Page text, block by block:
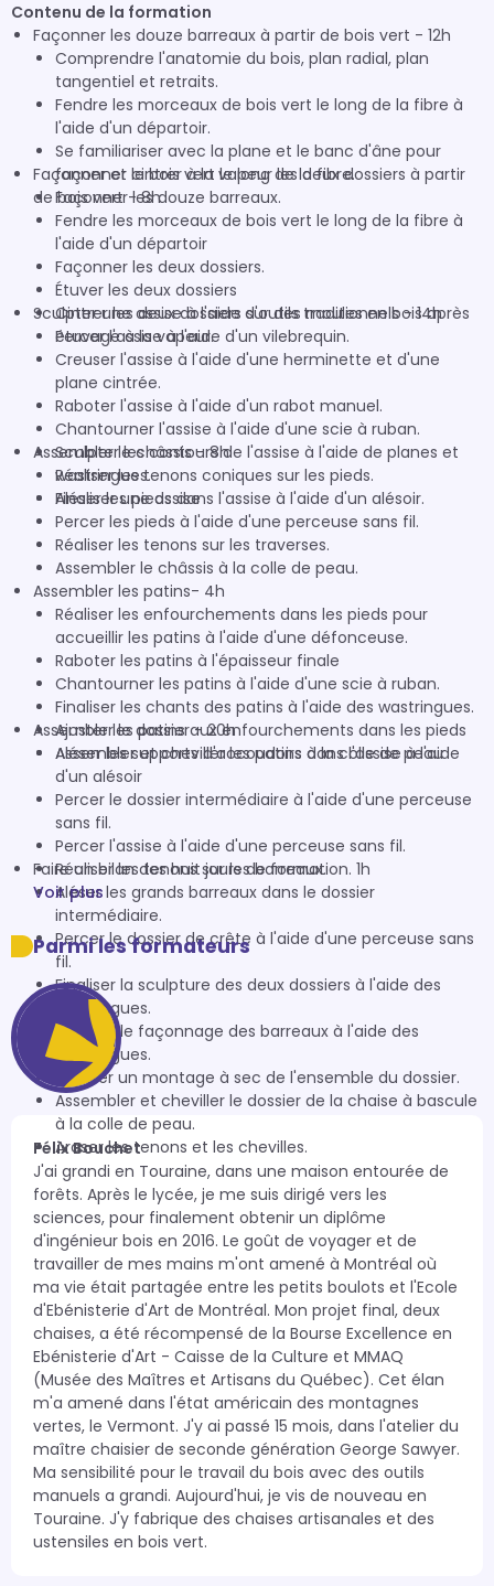
Contenu de la formation
Façonner les douze barreaux à partir de bois vert - 12h
Comprendre l'anatomie du bois, plan radial, plan
tangentiel et retraits.
Fendre les morceaux de bois vert le long de la fibre à
l'aide d'un départoir.
Se familiariser avec la plane et le banc d'âne pour
façonner le bois vert le long de la fibre.
Façonner les douze barreaux.
Façonner et cintrer à la vapeur les deux dossiers à partir
de bois vert - 8h
Fendre les morceaux de bois vert le long de la fibre à
l'aide d'un départoir
Façonner les deux dossiers.
Étuver les deux dossiers
Cintrer les deux dossiers sur des moules en bois après
étuvage à la vapeur.
Sculpter une assise à l'aide d'outils traditionnels - 14h
Percer l'assise à l'aide d'un vilebrequin.
Creuser l'assise à l'aide d'une herminette et d'une
plane cintrée.
Raboter l'assise à l'aide d'un rabot manuel.
Chantourner l'assise à l'aide d'une scie à ruban.
Sculpter les contours de l'assise à l'aide de planes et
wastringues.
Finaliser une assise
Assembler le châssis - 8h
Réaliser les tenons coniques sur les pieds.
Aléser les pieds dans l'assise à l'aide d'un alésoir.
Percer les pieds à l'aide d'une perceuse sans fil.
Réaliser les tenons sur les traverses.
Assembler le châssis à la colle de peau.
Assembler les patins- 4h
Réaliser les enfourchements dans les pieds pour
accueillir les patins à l'aide d'une défonceuse.
Raboter les patins à l'épaisseur finale
Chantourner les patins à l'aide d'une scie à ruban.
Finaliser les chants des patins à l'aide des wastringues.
Ajuster les patins aux enfourchements dans les pieds
Assembler et cheviller les patins à la colle de peau
Assembler le dossier - 20h
Aléser les supports d'accoudoirs dans l'assise à l'aide
d'un alésoir
Percer le dossier intermédiaire à l'aide d'une perceuse
sans fil.
Percer l'assise à l'aide d'une perceuse sans fil.
Réaliser les tenons sur les barreaux.
Aléser les grands barreaux dans le dossier
intermédiaire.
Percer le dossier de crête à l'aide d'une perceuse sans
fil.
Finaliser la sculpture des deux dossiers à l'aide des
wastringues.
Finaliser le façonnage des barreaux à l'aide des
wastringues.
Réaliser un montage à sec de l'ensemble du dossier.
Assembler et cheviller le dossier de la chaise à bascule
à la colle de peau.
Araser les tenons et les chevilles.
Faire un bilan des huit jours de formation. 1h
Voir plus
Parmi les formateurs
Félix Bouchet
J'ai grandi en Touraine, dans une maison entourée de
forêts. Après le lycée, je me suis dirigé vers les
sciences, pour finalement obtenir un diplôme
d'ingénieur bois en 2016. Le goût de voyager et de
travailler de mes mains m'ont amené à Montréal où
ma vie était partagée entre les petits boulots et l'Ecole
d'Ebénisterie d'Art de Montréal. Mon projet final, deux
chaises, a été récompensé de la Bourse Excellence en
Ebénisterie d'Art - Caisse de la Culture et MMAQ
(Musée des Maîtres et Artisans du Québec). Cet élan
m'a amené dans l'état américain des montagnes
vertes, le Vermont. J'y ai passé 15 mois, dans l'atelier du
maître chaisier de seconde génération George Sawyer.
Ma sensibilité pour le travail du bois avec des outils
manuels a grandi. Aujourd'hui, je vis de nouveau en
Touraine. J'y fabrique des chaises artisanales et des
ustensiles en bois vert.